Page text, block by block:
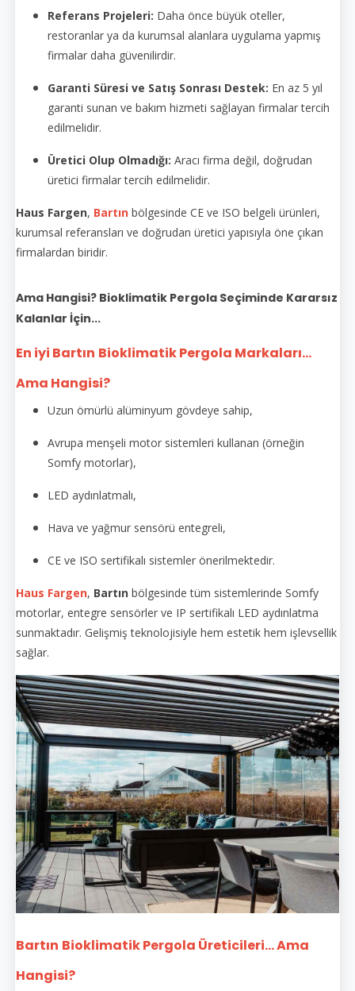
Referans Projeleri: Daha önce büyük oteller,
restoranlar ya da kurumsal alanlara uygulama yapmış
firmalar daha güvenilirdir.
Garanti Süresi ve Satış Sonrası Destek: En az 5 yıl
garanti sunan ve bakım hizmeti sağlayan firmalar tercih
edilmelidir.
Üretici Olup Olmadığı: Aracı firma değil, doğrudan
üretici firmalar tercih edilmelidir.
Haus Fargen, Bartın bölgesinde CE ve ISO belgeli ürünleri,
kurumsal referansları ve doğrudan üretici yapısıyla öne çıkan
firmalardan biridir.
Ama Hangisi? Bioklimatik Pergola Seçiminde Kararsız
Kalanlar İçin...
En iyi Bartın Bioklimatik Pergola Markaları...
Ama Hangisi?
Uzun ömürlü alüminyum gövdeye sahip,
Avrupa menşeli motor sistemleri kullanan (örneğin
Somfy motorlar),
LED aydınlatmalı,
Hava ve yağmur sensörü entegreli,
CE ve ISO sertifikalı sistemler önerilmektedir.
Haus Fargen, Bartın bölgesinde tüm sistemlerinde Somfy
motorlar, entegre sensörler ve IP sertifikalı LED aydınlatma
sunmaktadır. Gelişmiş teknolojisiyle hem estetik hem işlevsellik
sağlar.
Bartın Bioklimatik Pergola Üreticileri... Ama
Hangisi?